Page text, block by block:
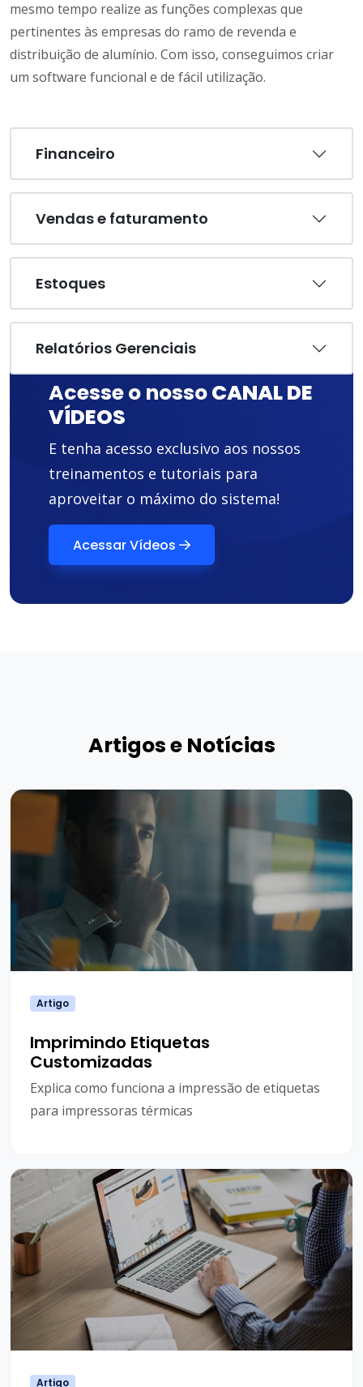
mesmo tempo realize as funções complexas que
pertinentes às empresas do ramo de revenda e
distribuição de alumínio. Com isso, conseguimos criar
um software funcional e de fácil utilização.
Financeiro
Vendas e faturamento
Estoques
Relatórios Gerenciais
Acesse o nossoCANAL DE
VÍDEOS
E tenha acesso exclusivo aos nossos
treinamentos e tutoriais para
aproveitar o máximo do sistema!
Acessar Vídeos
Artigos e Notícias
Artigo
Imprimindo Etiquetas
Customizadas
Explica como funciona a impressão de etiquetas
para impressoras térmicas
Artigo